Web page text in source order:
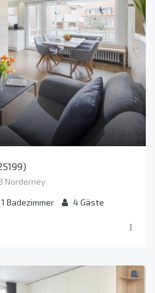
Norderney
1 Badezimmer 4Gäste